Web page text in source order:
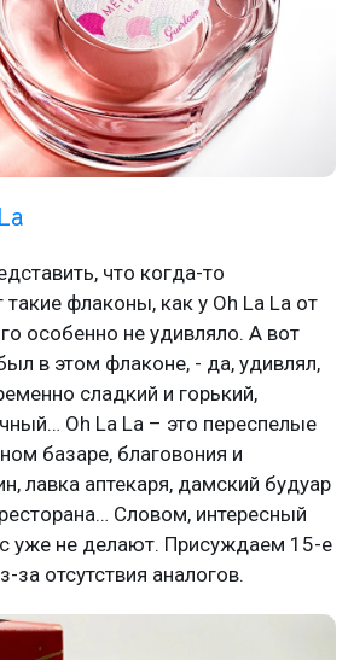
что когда-то
флаконы, как у Oh La La от
особенно не удивляло. А вот
в этом флаконе, - да, удивлял,
сладкий и горький,
Oh La La – это переспелые
базаре, благовония и
лавка аптекаря, дамский будуар
Словом, интересный
уже не делают. Присуждаем 15-е
за отсутствия аналогов.